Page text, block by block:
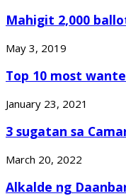
Mahigit 2,000
May 3, 2019
Top 10 most
January 23, 2021
3 sugatan sa
March 20, 2022
Alkalde ng